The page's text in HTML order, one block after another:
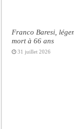
Franco Baresi,
mort à 66 ans
31 juillet 2026